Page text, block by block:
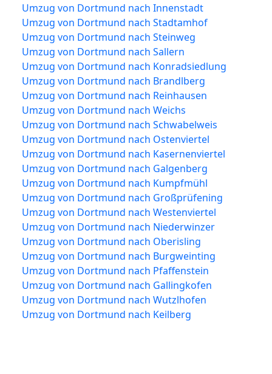
Umzug von Dortmund nach Innenstadt
Umzug von Dortmund nach Stadtamhof
Umzug von Dortmund nach Steinweg
Umzug von Dortmund nach Sallern
Umzug von Dortmund nach Konradsiedlung
Umzug von Dortmund nach Brandlberg
Umzug von Dortmund nach Reinhausen
Umzug von Dortmund nach Weichs
Umzug von Dortmund nach Schwabelweis
Umzug von Dortmund nach Ostenviertel
Umzug von Dortmund nach Kasernenviertel
Umzug von Dortmund nach Galgenberg
Umzug von Dortmund nach Kumpfmühl
Umzug von Dortmund nach Großprüfening
Umzug von Dortmund nach Westenviertel
Umzug von Dortmund nach Niederwinzer
Umzug von Dortmund nach Oberisling
Umzug von Dortmund nach Burgweinting
Umzug von Dortmund nach Pfaffenstein
Umzug von Dortmund nach Gallingkofen
Umzug von Dortmund nach Wutzlhofen
Umzug von Dortmund nach Keilberg